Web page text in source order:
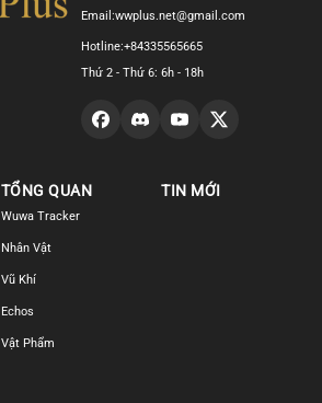
Email:wwplus.net@gmail.com
Hotline:+84335565665
Thứ 2 - Thứ 6: 6h - 18h
TỔNG QUAN
Wuwa Tracker
Nhân Vật
Vũ Khí
Echos
Vật Phẩm
TIN MỚI